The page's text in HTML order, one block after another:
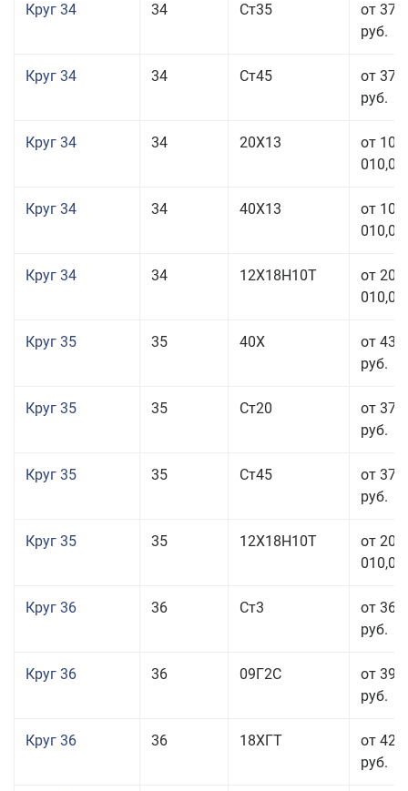
Круг 34 34 Ст35
от 37
руб.
Круг 34 34 Ст45
от 37
руб.
Круг 34 34 20Х13
от 101
010,00
Круг 34 34 40Х13
от 101
010,00
Круг 34 34 12Х18Н10Т
от 208
010,00
Круг 35 35 40Х
от 43
руб.
Круг 35 35 Ст20
от 37
руб.
Круг 35 35 Ст45
от 37
руб.
Круг 35 35 12Х18Н10Т
от 208
010,00
Круг 36 36 Ст3
от 36
руб.
Круг 36 36 09Г2С
от 39
руб.
Круг 36 36 18ХГТ
от 42
руб.